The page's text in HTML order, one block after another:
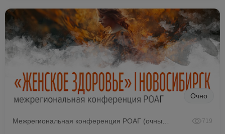
Очно
719